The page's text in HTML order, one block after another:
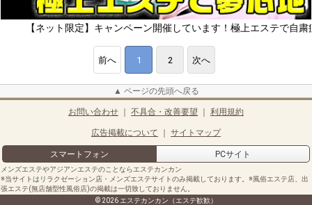
ット限定】キャンペーン開催しています！極上エステで自粛疲れを
前へ 1 2 次へ
▲ ページの先頭へ戻る
お問い合わせ ｜ 不具合・改善要望 ｜ 利用規約
広告掲載について ｜ サイトマップ
スマートフォン PCサイト
メンズエステやアジアンエステのことならエステカンカン
※当サイトはリラクゼーション店・メンズエステサイトのみ掲載しております。※風俗エステ店、出
張エステ(無店舗型性風俗店)の掲載は一切致しておりません。
© 2026 エステカンカン（エステ歓歓）